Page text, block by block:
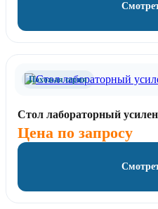
Похожая серия
Стол лабораторный
Цена по запросу